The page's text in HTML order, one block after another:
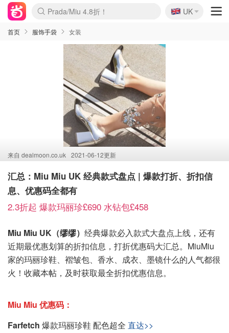
麦卢卡蜂蜜夏促！个位数！
Prada/Miu 4.8折！
啥？必胜客披萨5折！
🇬🇧
UK
首页 服饰手袋 女装
来自 dealmoon.co.uk 2021-06-12更新
汇总：Miu Miu UK 经典款式盘点 | 爆款打折、折扣信
息、优惠码全都有
2.3折起 爆款玛丽珍£690 水钻包£458
Miu Miu UK（缪缪） 经典爆款必入款式大盘点上线，还有
近期最优惠划算的折扣信息，打折优惠码大汇总。MiuMiu
家的玛丽珍鞋、褶皱包、香水、成衣、墨镜什么的人气都很
火！收藏本帖，及时获取最全折扣优惠信息。
Miu Miu 优惠码：
Farfetch 爆款玛丽珍鞋 配色超全 直达>>